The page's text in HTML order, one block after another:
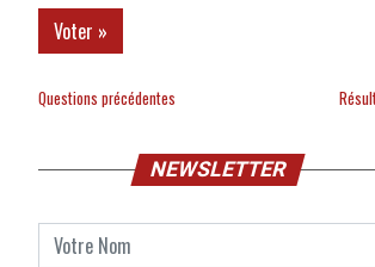
Questions précédentes
NEWSLETTER